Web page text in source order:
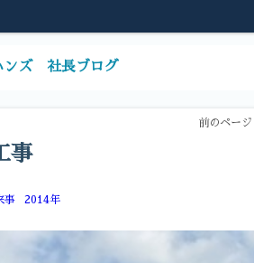
ンズ 社長ブログ
前のページ
事
事 2014年